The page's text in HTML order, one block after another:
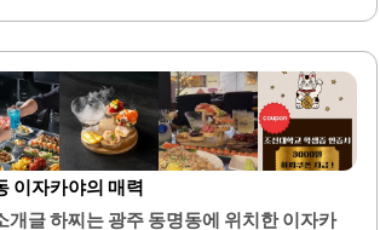
카야 특유의 일본풍 분위기가 조성되어 있
와 음주를 즐길 수 있는 환경을 제공합니다.
깔끔하고 세련되어 있으며, 음악 또한 분위
합니다. 만선은 합성동 중심가에서 약간
있어, 조용한 분위기 속에서 대화를 나누
원들은 친절하며, 서비스 또한 신속하고
이자카야의 매력
개글 하찌는 광주 동명동에 위치한 이자카